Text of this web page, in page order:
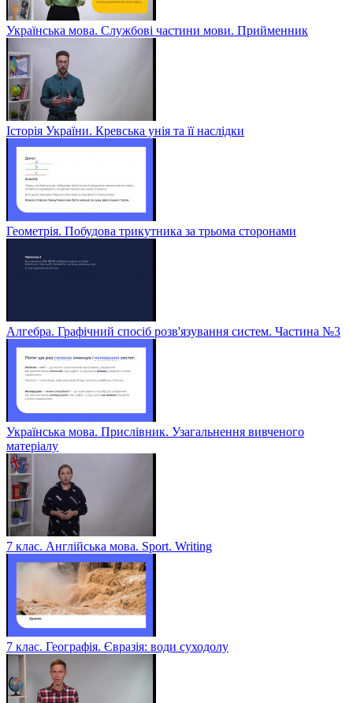
Українська мова. Службові частини мови. Прийменник
Історія України. Кревська унія та її наслідки
Геометрія. Побудова трикутника за трьома сторонами
Алгебра. Графічний спосіб розв'язування систем. Частина №3
Українська мова. Прислівник. Узагальнення вивченого
матеріалу
7 клас. Англійська мова. Sport. Writing
7 клас. Географія. Євразія: води суходолу